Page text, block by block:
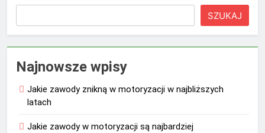
SZUKAJ
Najnowsze wpisy
Jakie zawody znikną w motoryzacji w najbliższych
latach
Jakie zawody w motoryzacji są najbardziej